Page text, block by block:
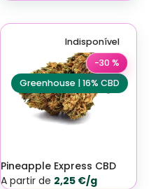
Greenhouse | 16% CBD
-30 %
Indisponível
Pineapple Express CBD
A partir de 2,25 €/g